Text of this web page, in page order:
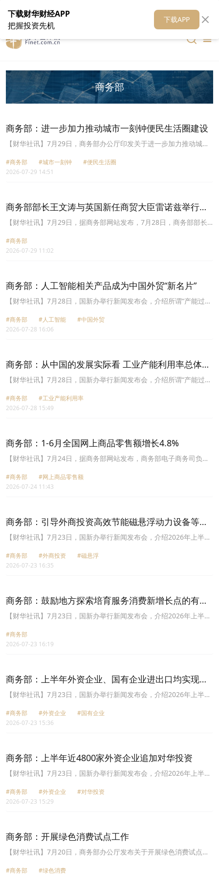
在线客服 关于我们 财华媒体矩阵 财华智库
商务部
商务部：进一步加力推动城市一刻钟便民生活圈建设
【财华社讯】7月29日，商务部办公厅印发关于进一步加力推动城市
度，划定便民生活圈总量，明确逐年建设数量，按照有关规划安排，
在保证质量的前提下，2026年完成全国建设1万个便民生活圈的既定
盖范围，让更多人民群众受益。第四批全国试点、第一批先行区试点
两年试点期即将届满，要按照《商务部办公厅关于开展全国首批城市
一刻钟便民生活圈试点评估工作的通知》(商办流通函〔2023〕467
估材料(含电子版)。第二批先行区试点正处在两年试点期，要完善试
点方案，突出任务目标、实施步骤和政策保障，实现便民生活圈对主
#商务部 #城市一刻钟
#便民生活圈
2026-07-29 14:51
商务部部长王文涛与英国新任商贸大臣雷诺兹举行视
频通话
【财华社讯】7月29日，据商务部网站发布，7月28日，商务部部长
换意见。
#商务部
2026-07-29 11:02
商务部：人工智能相关产品成为中国外贸“新名片”
【财华社讯】7月28日，国新办举行新闻发布会，介绍所谓“产能过
来，我国电动汽车、锂电池、人工智能产业发展迅速，出口增势强
劲。根据海关统计，今年上半年，我电动汽车、锂电池出口分别增长
#商务部 #人工智能
#中国外贸
2026-07-28 16:06
商务部：从中国的发展实际看 工业产能利用率总体处
于合理区间
【财华社讯】7月28日，国新办举行新闻发布会，介绍所谓“产能过
中国的发展实际看，工业产能利用率总体处于合理区间。2025年规模
以上工业产能利用率为74.4%，高技术制造业、高端装备制造业、战
整，属于产业提质升级过程中的正常现象。中国工业整体上供需基本
平衡、运行态势平稳。
#商务部
#工业产能利用率
2026-07-28 15:49
商务部：1-6月全国网上商品零售额增长4.8%
【财华社讯】7月24日，据商务部网站发布，商务部电子商务司负责
月全国网上商品零售额增长4.8%，拉动社会消费品零售总额增长1.2
个百分点。智能商品持续增长亮眼，据商务大数据监测，智能外骨骼
额分别增长27.2%和13.9%。
#商务部
#网上商品零售额
2026-07-24 11:43
商务部：引导外商投资高效节能磁悬浮动力设备等先
进制造业和人形机器人研发等现代服务业
【财华社讯】7月23日，国新办举行新闻发布会，介绍2026年上半年
示，商务部将落实好鼓励外商投资产业目录，引导外商投资有机高分
子材料、高效节能磁悬浮动力设备等先进制造业，人形机器人研发、
转型，促进生产性服务业向专业化高端化延伸，生活性服务业提质升
级，将进一步完善外资研发中心支持政策，便利引进更多外籍高层次
人才，加大对创新成果转化的支持力度。
#商务部 #外商投资
#磁悬浮
2026-07-23 16:35
商务部：鼓励地方探索培育服务消费新增长点的有效
路径
【财华社讯】7月23日，国新办举行新闻发布会，介绍2026年上半年
关部门出台了铁旅融合、家政高质量发展、培育壮大汽车后市场等服
务消费新增长点政策文件，商务部将抓好贯彻落实，同时还将围绕交
#商务部
2026-07-23 16:19
商务部：上半年外资企业、国有企业进出口均实现两
位数增长
【财华社讯】7月23日，国新办举行新闻发布会，介绍2026年上半年
技术产品出口增长39%，服务贸易创新发展，前5个月服务出口增长
15.9%。企业活力增强，上半年民营企业贡献近6成外贸增量，外资
#商务部 #外资企业
#国有企业
2026-07-23 15:36
商务部：上半年近4800家外资企业追加对华投资
【财华社讯】7月23日，国新办举行新闻发布会，介绍2026年上半年
升。上半年新设外资企业数增长5.3%，引资额4021.4亿元。引资结
构进一步优化，高技术产业引资增长33.2%，占比提升至42.4%。外
#商务部 #外资企业
#对华投资
2026-07-23 15:29
商务部：开展绿色消费试点工作
【财华社讯】7月20日，商务部办公厅发布关于开展绿色消费试点工
产建设兵团推荐名额不超过3个单位。综合考量区(县)、开发区或工业
#商务部
#绿色消费
下载财华财经APP
把握投资先机
下载APP